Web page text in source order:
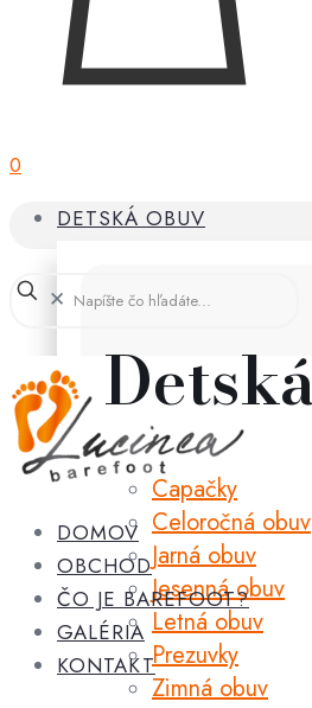
0
DETSKÁ OBUV
Capačky
Celoročná obuv
Jarná obuv
Jesenná obuv
Letná obuv
Prezuvky
Zimná obuv
✕
DOMOV
OBCHOD
ČO JE BAREFOOT?
GALÉRIA
KONTAKT